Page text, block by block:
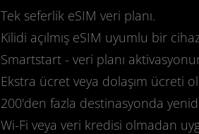
Tek seferlik eSIM veri planı.
Kilidi açılmış eSIM uyumlu bir
Smartstart - veri planı
Ekstra ücret veya dolaşım ücreti
200'den fazla destinasyonda
Wi-Fi veya veri kredisi olmadan